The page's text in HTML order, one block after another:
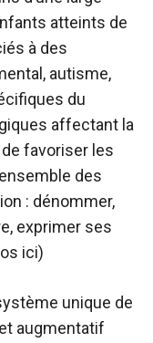
atteints de
à des
autisme,
du
affectant la
favoriser les
des
: dénommer,
exprimer ses
ici)
unique de
augmentatif